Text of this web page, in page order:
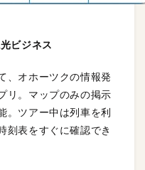
ビジネス
、オホーツクの情報発
リ。マップのみの掲示
。ツアー中は列車を利
刻表をすぐに確認でき